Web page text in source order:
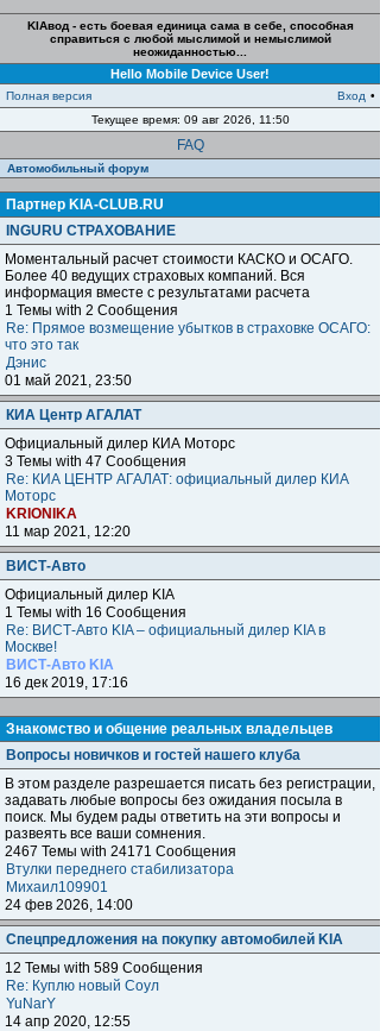
KIAвод - есть боевая единица сама в себе, способная
справиться с любой мыслимой и немыслимой
неожиданностью...
Hello Mobile Device User!
Полная версия Вход •
Текущее время: 09 авг 2026, 11:50
FAQ
Автомобильный форум
Партнер KIA-CLUB.RU
INGURU СТРАХОВАНИЕ
Моментальный расчет стоимости КАСКО и ОСАГО.
Более 40 ведущих страховых компаний. Вся
информация вместе с результатами расчета
1 Темы with 2 Сообщения
Re: Прямое возмещение убытков в страховке ОСАГО:
что это так
Дэнис
01 май 2021, 23:50
КИА Центр АГАЛАТ
Официальный дилер КИА Моторс
3 Темы with 47 Сообщения
Re: КИА ЦЕНТР АГАЛАТ: официальный дилер КИА
Моторс
KRIONIKA
11 мар 2021, 12:20
ВИСТ-Авто
Официальный дилер KIA
1 Темы with 16 Сообщения
Re: ВИСТ-Авто KIA – официальный дилер KIA в
Москве!
ВИСТ-Авто KIA
16 дек 2019, 17:16
Знакомство и общение реальных владельцев
Вопросы новичков и гостей нашего клуба
В этом разделе разрешается писать без регистрации,
задавать любые вопросы без ожидания посыла в
поиск. Мы будем рады ответить на эти вопросы и
развеять все ваши сомнения.
2467 Темы with 24171 Сообщения
Втулки переднего стабилизатора
Михаил109901
24 фев 2026, 14:00
Спецпредложения на покупку автомобилей KIA
12 Темы with 589 Сообщения
Re: Куплю новый Соул
YuNarY
14 апр 2020, 12:55